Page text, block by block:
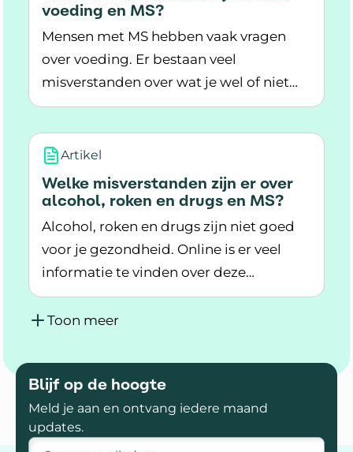
voeding en MS?
Mensen met MS hebben vaak vragen
over voeding. Er bestaan veel
misverstanden over wat je wel of niet
kunt eten bij MS.
Lees meer over Welke misverstanden zijn er
Artikel
Welke misverstanden zijn er over
alcohol, roken en drugs en MS?
Alcohol, roken en drugs zijn niet goed
voor je gezondheid. Online is er veel
informatie te vinden over deze
middelen. Maar, klopt die informatie
altijd?
Lees meer over Welke misverstanden zijn er
Toon meer
Blijf op de hoogte
Meld je aan en ontvang iedere maand
updates.
E-mailadres